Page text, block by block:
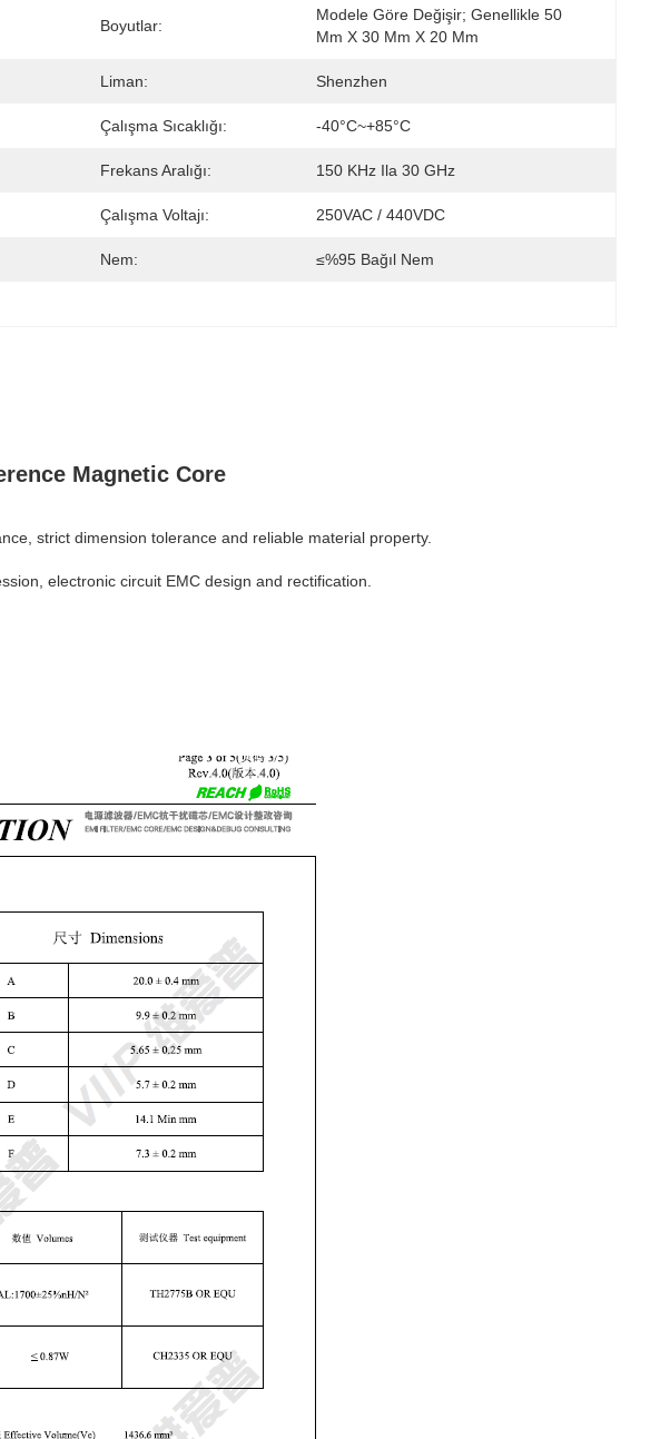
Boyutlar:
Modele Göre Değişir; Genellikle 50
Mm X 30 Mm X 20 Mm
Liman: Shenzhen
Çalışma Sıcaklığı: -40°C~+85°C
Frekans Aralığı: 150 KHz Ila 30 GHz
Çalışma Voltajı: 250VAC / 440VDC
Nem: ≤%95 Bağıl Nem
Magnetic Core
strict dimension tolerance and reliable material property.
electronic circuit EMC design and rectification.